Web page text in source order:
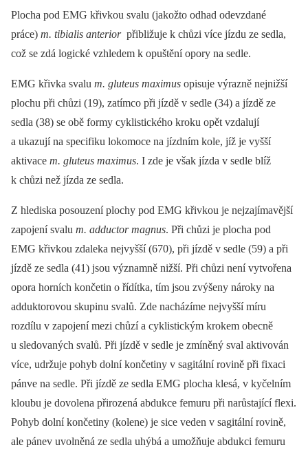
Plocha pod EMG křivkou svalu (jakožto odhad odevzdané
práce) m. tibialis anteriorpřibližuje k chůzi více jízdu ze sedla,
což se zdá logické vzhledem k opuštění opory na sedle.
EMG křivka svalu m. gluteus maximus opisuje výrazně nejnižší
plochu při chůzi (19), zatímco při jízdě v sedle (34) a jízdě ze
sedla (38) se obě formy cyklistického kroku opět vzdalují
a ukazují na specifiku lokomoce na jízdním kole, jíž je vyšší
aktivace m. gluteus maximus. I zde je však jízda v sedle blíž
k chůzi než jízda ze sedla.
Z hlediska posouzení plochy pod EMG křivkou je nejzajímavější
zapojení svalu m. adductor magnus. Při chůzi je plocha pod
EMG křivkou zdaleka nejvyšší (670), při jízdě v sedle (59) a při
jízdě ze sedla (41) jsou významně nižší. Při chůzi není vytvořena
opora horních končetin o řídítka, tím jsou zvýšeny nároky na
adduktorovou skupinu svalů. Zde nacházíme nejvyšší míru
rozdílu v zapojení mezi chůzí a cyklistickým krokem obecně
u sledovaných svalů. Při jízdě v sedle je zmíněný sval aktivován
více, udržuje pohyb dolní končetiny v sagitální rovině při fixaci
pánve na sedle. Při jízdě ze sedla EMG plocha klesá, v kyčelním
kloubu je dovolena přirozená abdukce femuru při narůstající flexi.
Pohyb dolní končetiny (kolene) je sice veden v sagitální rovině,
ale pánev uvolněná ze sedla uhýbá a umožňuje abdukci femuru